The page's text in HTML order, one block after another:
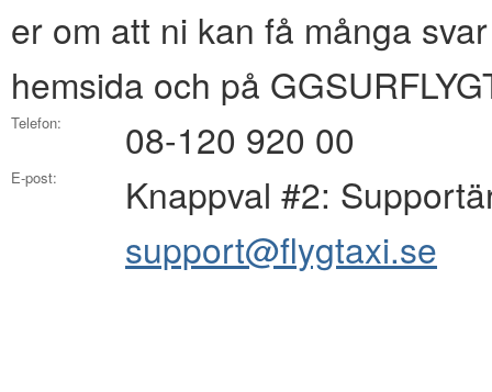
er om att ni kan få många
hemsida och på
Telefon:
08-120 920 00
Knappval #2:
E-post:
support@flygtaxi.se